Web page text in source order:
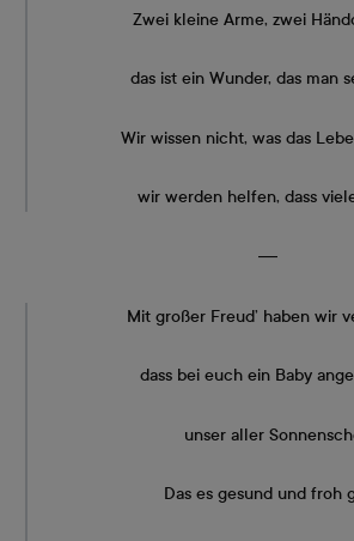
Zwei kleine Arme, zwei
das ist ein Wunder, das man
Wir wissen nicht, was das
wir werden helfen, dass
―
Mit großer Freud’ haben wir
dass bei euch ein Baby
unser aller
Das es gesund und froh